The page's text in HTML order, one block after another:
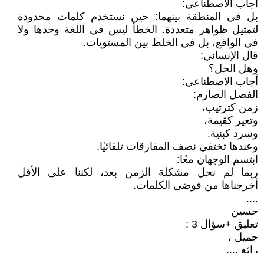
أجاب الاصطناعي:
بل في المنطقة بينهما: حين نستخدم كلمات محدودة
لتمثيل ظواهر متعددة. الخطأ ليس في اللغة وحدها ولا
في الواقع، بل في الخلط بين المستويات.
قال الإنساني:
وهل الحل؟
أجاب الاصطناعي:
الفصل الصارم:
زمن كترتيب،
وتغير كقيمة،
وسرد كبنية.
وعندها تختفي نصف المفارقات تلقائيًا.
ابتسم الوجهان معًا:
ربما لم نحل مشكلة الزمن بعد، لكننا على الأقل
أخرجناها من فوضى الكلمات.
....
حسين
تعليق +سؤال 3 :
جميل ،
رائع ....